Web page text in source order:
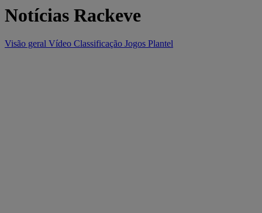
Notícias Rackeve
Visão geral Vídeo Classificação Jogos Plantel